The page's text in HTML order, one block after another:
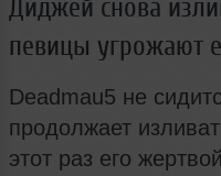
Диджей снова
певицы угрожают
Deadmau5 не
продолжает
этот раз его